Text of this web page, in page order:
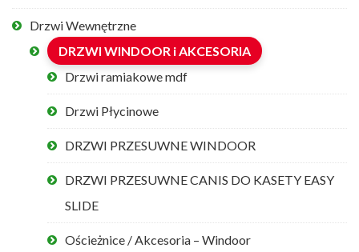
Drzwi Wewnętrzne
DRZWI WINDOOR i AKCESORIA
Drzwi ramiakowe mdf
Drzwi Płycinowe
DRZWI PRZESUWNE WINDOOR
DRZWI PRZESUWNE CANIS DO KASETY EASY
SLIDE
Ościeżnice / Akcesoria – Windoor